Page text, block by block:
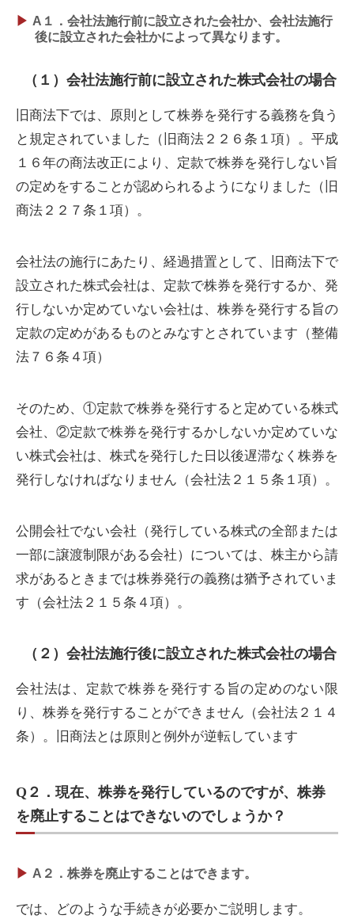
A１．会社法施行前に設立された会社か、会社法施行
後に設立された会社かによって異なります。
（１）会社法施行前に設立された株式会社の場合
旧商法下では、原則として株券を発行する義務を負う
と規定されていました（旧商法２２６条１項）。平成
１６年の商法改正により、定款で株券を発行しない旨
の定めをすることが認められるようになりました（旧
商法２２７条１項）。
会社法の施行にあたり、経過措置として、旧商法下で
設立された株式会社は、定款で株券を発行するか、発
行しないか定めていない会社は、株券を発行する旨の
定款の定めがあるものとみなすとされています（整備
法７６条４項）
そのため、①定款で株券を発行すると定めている株式
会社、②定款で株券を発行するかしないか定めていな
い株式会社は、株式を発行した日以後遅滞なく株券を
発行しなければなりません（会社法２１５条１項）。
公開会社でない会社（発行している株式の全部または
一部に譲渡制限がある会社）については、株主から請
求があるときまでは株券発行の義務は猶予されていま
す（会社法２１５条４項）。
（２）会社法施行後に設立された株式会社の場合
会社法は、定款で株券を発行する旨の定めのない限
り、株券を発行することができません（会社法２１４
条）。旧商法とは原則と例外が逆転しています
Q２．現在、株券を発行しているのですが、株券
を廃止することはできないのでしょうか？
A２．株券を廃止することはできます。
では、どのような手続きが必要かご説明します。